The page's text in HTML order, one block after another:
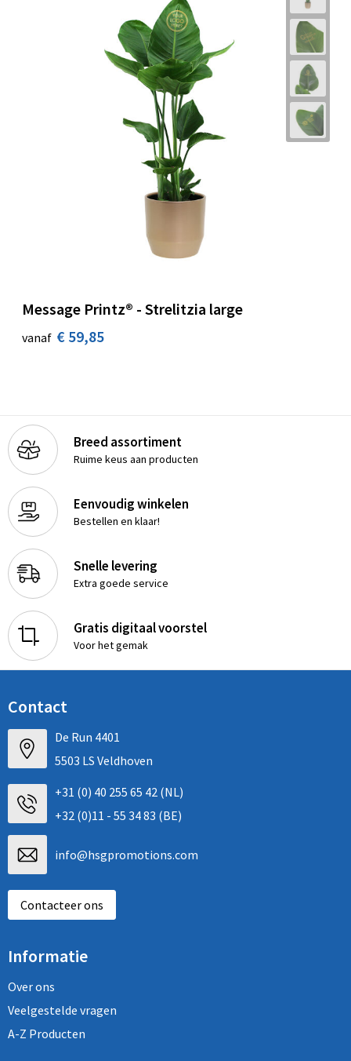
Message Printz® - Strelitzia large
vanaf € 59,85
Breed assortiment
Ruime keus aan producten
Eenvoudig winkelen
Bestellen en klaar!
Snelle levering
Extra goede service
Gratis digitaal voorstel
Voor het gemak
Contact
De Run 4401
5503 LS Veldhoven
+31 (0) 40 255 65 42 (NL)
+32 (0)11 - 55 34 83 (BE)
info@hsgpromotions.com
Contacteer ons
Informatie
Over ons
Veelgestelde vragen
A-Z Producten